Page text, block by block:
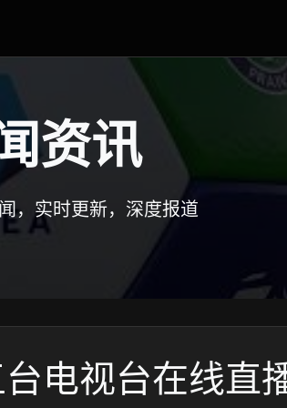
资讯
，实时更新，深度报道
电视台在线直